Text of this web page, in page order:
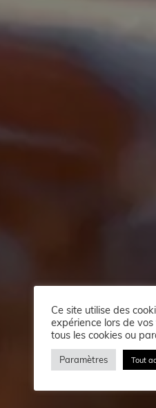
Ce site utilise des
expérience lors de
tous les cookies ou
Paramètres Tout